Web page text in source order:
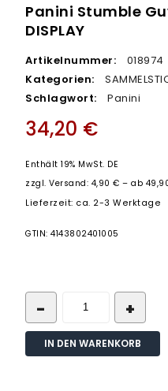
Panini Stumble
DISPLAY
Artikelnummer:
018974
Kategorien:
Schlagwort:
Panini
34,20 €
Enthält 19% MwSt. DE
zzgl.Versand: 4,90 € – ab
Lieferzeit: ca. 2-3 Werktage
GTIN: 4143802401005
IN DEN WARENKORB